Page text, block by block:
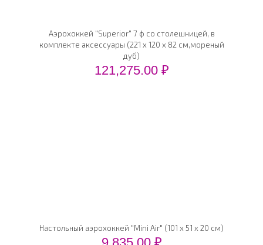
Аэрохоккей "Superior" 7 ф со столешницей, в
комплекте аксессуары (221 x 120 x 82 см,мореный
дуб)
121,275.00 ₽
Настольный аэрохоккей "Mini Air" (101 х 51 х 20 см)